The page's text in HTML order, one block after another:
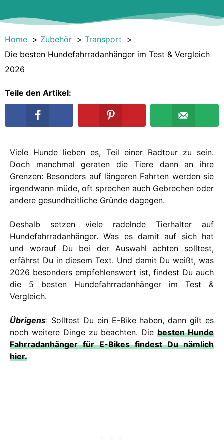
Home Zubehör
Transport
Die besten Hundefahrradanhänger im Test & Vergleich
2026
Teile den Artikel:
Viele Hunde lieben es, Teil einer Radtour zu sein.
Doch manchmal geraten die Tiere dann an ihre
Grenzen: Besonders auf längeren Fahrten werden sie
irgendwann müde, oft sprechen auch Gebrechen oder
andere gesundheitliche Gründe dagegen.
Deshalb setzen viele radelnde Tierhalter auf
Hundefahrradanhänger. Was es damit auf sich hat
und worauf Du bei der Auswahl achten solltest,
erfährst Du in diesem Text. Und damit Du weißt, was
2026 besonders empfehlenswert ist, findest Du auch
die 5 besten Hundefahrradanhänger im Test &
Vergleich.
Übrigens: Solltest Du ein E-Bike haben, dann gilt es
noch weitere Dinge zu beachten. Diebesten Hunde
Fahrradanhänger für E-Bikes findest Du nämlich
hier.